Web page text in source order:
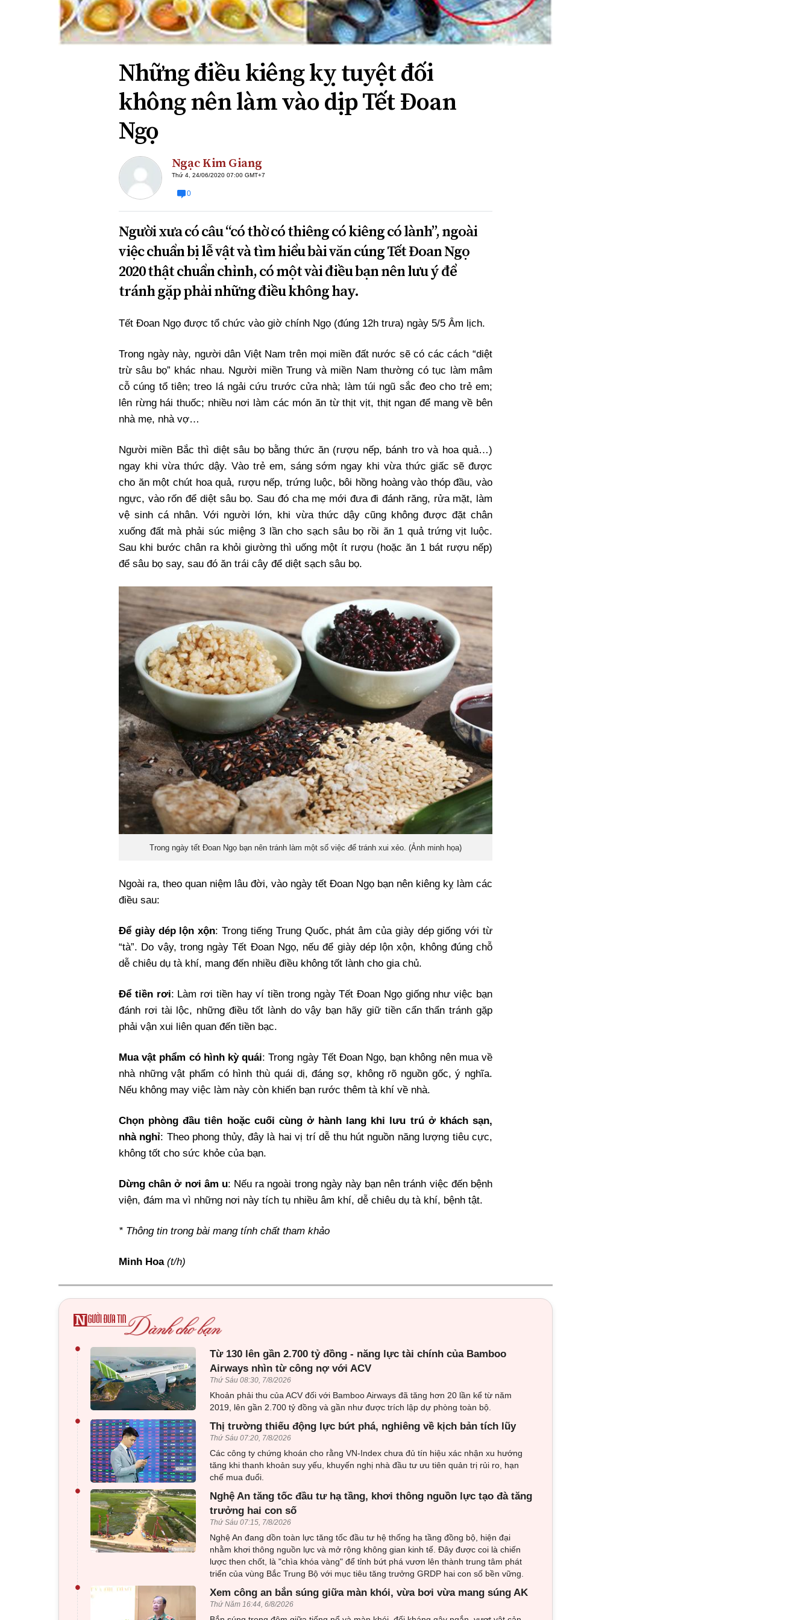
Xi nhan Trái Phải
Bạn đọc viết
Những điều kiêng kỵ tuyệt đối
không nên làm vào dịp Tết Đoan
Ngọ
Ngạc Kim Giang
Thứ 4, 24/06/2020 07:00 GMT+7
0
Người xưa có câu “có thờ có thiêng có kiêng có lành”, ngoài
việc chuẩn bị lễ vật và tìm hiểu bài văn cúng Tết Đoan Ngọ
2020 thật chuẩn chỉnh, có một vài điều bạn nên lưu ý để
tránh gặp phải những điều không hay.
Tết Đoan Ngọ được tổ chức vào giờ chính Ngọ (đúng 12h trưa) ngày 5/5 Âm lịch.
Trong ngày này, người dân Việt Nam trên mọi miền đất nước sẽ có các cách “diệt
trừ sâu bọ” khác nhau. Người miền Trung và miền Nam thường có tục làm mâm
cỗ cúng tổ tiên; treo lá ngải cứu trước cửa nhà; làm túi ngũ sắc đeo cho trẻ em;
lên rừng hái thuốc; nhiều nơi làm các món ăn từ thịt vịt, thịt ngan để mang về bên
nhà mẹ, nhà vợ…
Người miền Bắc thì diệt sâu bọ bằng thức ăn (rượu nếp, bánh tro và hoa quả…)
ngay khi vừa thức dậy. Vào trẻ em, sáng sớm ngay khi vừa thức giấc sẽ được
cho ăn một chút hoa quả, rượu nếp, trứng luộc, bôi hồng hoàng vào thóp đầu, vào
ngực, vào rốn để diệt sâu bọ. Sau đó cha mẹ mới đưa đi đánh răng, rửa mặt, làm
vệ sinh cá nhân. Với người lớn, khi vừa thức dậy cũng không được đặt chân
xuống đất mà phải súc miệng 3 lần cho sạch sâu bọ rồi ăn 1 quả trứng vịt luộc.
Sau khi bước chân ra khỏi giường thì uống một ít rượu (hoặc ăn 1 bát rượu nếp)
để sâu bọ say, sau đó ăn trái cây để diệt sạch sâu bọ.
Trong ngày tết Đoan Ngọ bạn nên tránh làm một số việc để tránh xui xẻo. (Ảnh minh họa)
Ngoài ra, theo quan niệm lâu đời, vào ngày tết Đoan Ngọ bạn nên kiêng kỵ làm các
điều sau:
Để giày dép lộn xộn: Trong tiếng Trung Quốc, phát âm của giày dép giống với từ
“tà”. Do vậy, trong ngày Tết Đoan Ngọ, nếu để giày dép lộn xộn, không đúng chỗ
dễ chiêu dụ tà khí, mang đến nhiều điều không tốt lành cho gia chủ.
Để tiền rơi: Làm rơi tiền hay ví tiền trong ngày Tết Đoan Ngọ giống như việc bạn
đánh rơi tài lộc, những điều tốt lành do vậy bạn hãy giữ tiền cẩn thẩn tránh gặp
phải vận xui liên quan đến tiền bạc.
Mua vật phẩm có hình kỳ quái: Trong ngày Tết Đoan Ngọ, bạn không nên mua về
nhà những vật phẩm có hình thù quái dị, đáng sợ, không rõ nguồn gốc, ý nghĩa.
Nếu không may việc làm này còn khiến bạn rước thêm tà khí về nhà.
Chọn phòng đầu tiên hoặc cuối cùng ở hành lang khi lưu trú ở khách sạn,
nhà nghỉ: Theo phong thủy, đây là hai vị trí dễ thu hút nguồn năng lượng tiêu cực,
không tốt cho sức khỏe của bạn.
Dừng chân ở nơi âm u: Nếu ra ngoài trong ngày này bạn nên tránh việc đến bệnh
viện, đám ma vì những nơi này tích tụ nhiều âm khí, dễ chiêu dụ tà khí, bệnh tật.
* Thông tin trong bài mang tính chất tham khảo
Minh Hoa (t/h)
•
Từ 130 lên gần 2.700 tỷ đồng - năng lực tài chính của Bamboo
Airways nhìn từ công nợ với ACV
Thứ Sáu 08:30, 7/8/2026
Khoản phải thu của ACV đối với Bamboo Airways đã tăng hơn 20 lần kể từ năm
2019, lên gần 2.700 tỷ đồng và gần như được trích lập dự phòng toàn bộ.
• Thị trường thiếu động lực bứt phá, nghiêng về kịch bản tích lũy
Thứ Sáu 07:20, 7/8/2026
Các công ty chứng khoán cho rằng VN-Index chưa đủ tín hiệu xác nhận xu hướng
tăng khi thanh khoản suy yếu, khuyến nghị nhà đầu tư ưu tiên quản trị rủi ro, hạn
chế mua đuổi.
•
Nghệ An tăng tốc đầu tư hạ tầng, khơi thông nguồn lực tạo đà tăng
trưởng hai con số
Thứ Sáu 07:15, 7/8/2026
Nghệ An đang dồn toàn lực tăng tốc đầu tư hệ thống hạ tầng đồng bộ, hiện đại
nhằm khơi thông nguồn lực và mở rộng không gian kinh tế. Đây được coi là chiến
lược then chốt, là "chìa khóa vàng" để tỉnh bứt phá vươn lên thành trung tâm phát
triển của vùng Bắc Trung Bộ với mục tiêu tăng trưởng GRDP hai con số bền vững.
• Xem công an bắn súng giữa màn khói, vừa bơi vừa mang súng AK
Thứ Năm 16:44, 6/8/2026